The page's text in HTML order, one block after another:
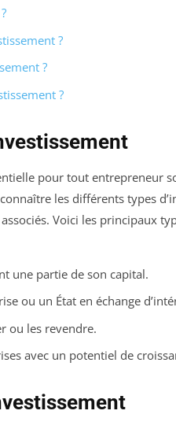
?
?
?
pour tout entrepreneur
les différents types
Voici les principaux
une partie de son capital.
ou un État en échange
ou les revendre.
avec un potentiel de